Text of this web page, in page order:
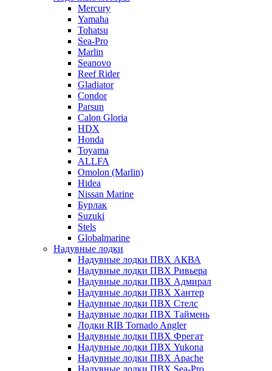
Mercury
Yamaha
Tohatsu
Sea-Pro
Marlin
Seanovo
Reef Rider
Gladiator
Condor
Parsun
Calon Gloria
HDX
Honda
Toyama
ALLFA
Omolon (Marlin)
Hidea
Nissan Marine
Бурлак
Suzuki
Stels
Globalmarine
Надувные лодки
Надувные лодки ПВХ АКВА
Надувные лодки ПВХ Ривьера
Надувные лодки ПВХ Адмирал
Надувные лодки ПВХ Хантер
Надувные лодки ПВХ Стелс
Надувные лодки ПВХ Таймень
Лодки RIB Tornado Angler
Надувные лодки ПВХ Фрегат
Надувные лодки ПВХ Yukona
Надувные лодки ПВХ Apache
Надувные лодки ПВХ Sea-Pro